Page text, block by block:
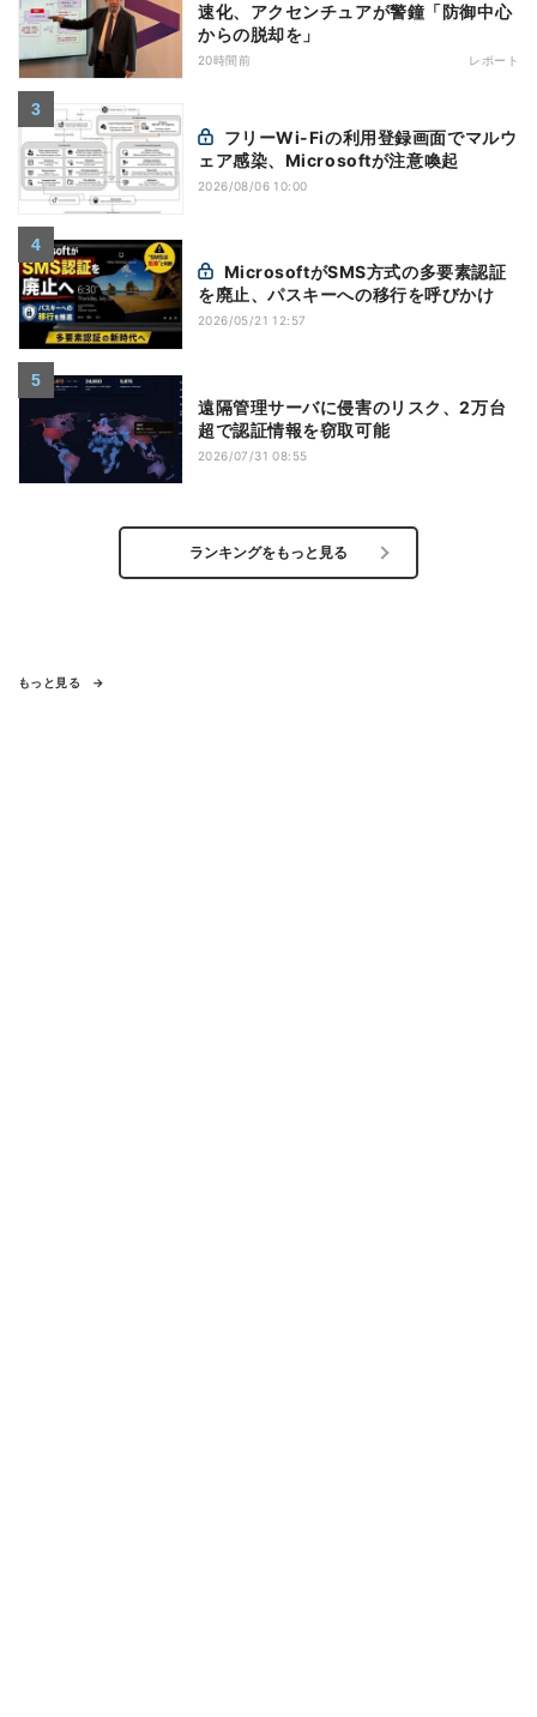
速化、アクセンチュアが警鐘「防御中心
からの脱却を」
20時間前 レポート
ェア感染、Microsoftが注意喚起
2026/08/06 10:00
を廃止、パスキーへの移行を呼びかけ
2026/05/21 12:57
遠隔管理サーバに侵害のリスク、2万台
超で認証情報を窃取可能
2026/07/31 08:55
ランキングをもっと見る
もっと見る